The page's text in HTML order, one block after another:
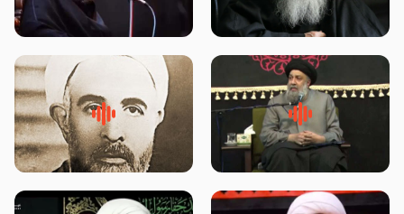
زوّار اربعین امام حسین (علیه
السلام) با این اشتیاق به زیارت
روضه جانسوز پاره های جگر امام
حسن مجتبی علیه السلام-حجت
لقب حضرت رقیه سلام الله علیها به
چه معناست – حجت الاسلام علوی
روضه‌ی مجلس یزید ملعون و
اسارت اهل‌بیت علیهم‌السلام –
محدث زاده